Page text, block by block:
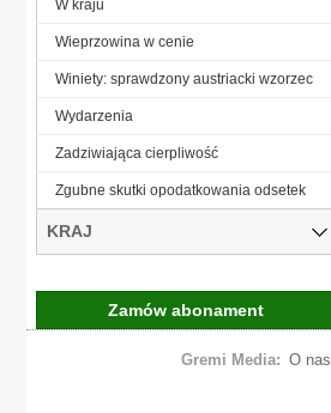
W kraju
Wieprzowina w cenie
Winiety: sprawdzony austriacki wzorzec
Wydarzenia
Zadziwiająca cierpliwość
Zgubne skutki opodatkowania odsetek
KRAJ
Zamów abonament
Gremi Media: O nas